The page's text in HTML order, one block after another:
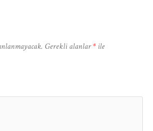
Gerekli alanlar*ile